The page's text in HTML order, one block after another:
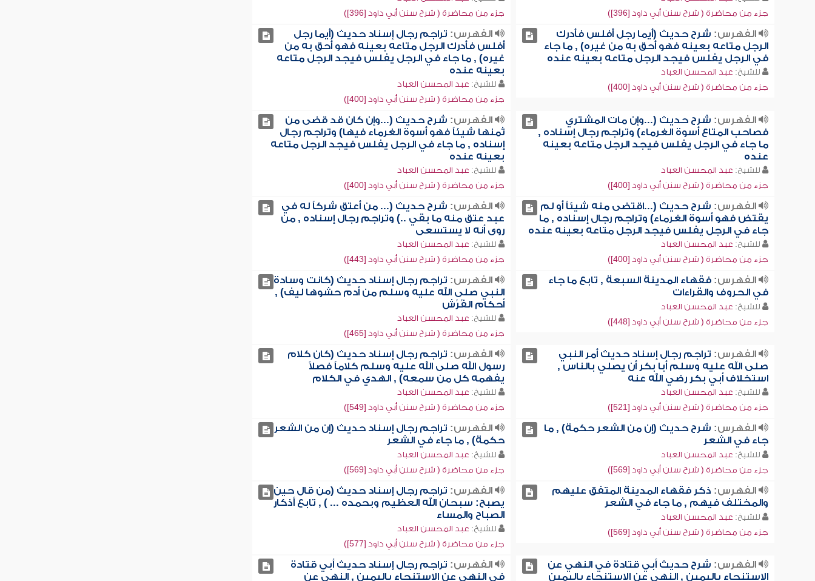
جزء من محاضرة ( شرح سنن أبي داود [396])
جزء من محاضرة ( شرح سنن أبي داود [396])
الفهرس: شرح حديث (أيما رجل أفلس فأدرك
الرجل متاعه بعينه فهو أحق به من غيره) , ما جاء
في الرجل يفلس فيجد الرجل متاعه بعينه عنده
للشيخ: عبد المحسن العباد
جزء من محاضرة ( شرح سنن أبي داود [400])
الفهرس: تراجم رجال إسناد حديث (أيما رجل
أفلس فأدرك الرجل متاعه بعينه فهو أحق به من
غيره) , ما جاء في الرجل يفلس فيجد الرجل متاعه
بعينه عنده
للشيخ: عبد المحسن العباد
جزء من محاضرة ( شرح سنن أبي داود [400])
الفهرس: شرح حديث (...وإن مات المشتري
فصاحب المتاع أسوة الغرماء) وتراجم رجال إسناده ,
ما جاء في الرجل يفلس فيجد الرجل متاعه بعينه
عنده
للشيخ: عبد المحسن العباد
جزء من محاضرة ( شرح سنن أبي داود [400])
الفهرس: شرح حديث (...وإن كان قد قضى من
ثمنها شيئاً فهو أسوة الغرماء فيها) وتراجم رجال
إسناده , ما جاء في الرجل يفلس فيجد الرجل متاعه
بعينه عنده
للشيخ: عبد المحسن العباد
جزء من محاضرة ( شرح سنن أبي داود [400])
الفهرس: شرح حديث (...اقتضى منه شيئاً أو لم
يقتض فهو أسوة الغرماء) وتراجم رجال إسناده , ما
جاء في الرجل يفلس فيجد الرجل متاعه بعينه عنده
للشيخ: عبد المحسن العباد
جزء من محاضرة ( شرح سنن أبي داود [400])
الفهرس: شرح حديث (... من أعتق شركاً له في
عبد عتق منه ما بقي ..) وتراجم رجال إسناده , من
روى أنه لا يستسعى
للشيخ: عبد المحسن العباد
جزء من محاضرة ( شرح سنن أبي داود [443])
الفهرس:فقهاء المدينة السبعة , تابع ما جاء
في الحروف والقراءات
للشيخ: عبد المحسن العباد
جزء من محاضرة ( شرح سنن أبي داود [448])
الفهرس: تراجم رجال إسناد حديث (كانت وسادة
النبي صلى الله عليه وسلم من أدم حشوها ليف) ,
أحكام الفُرُش
للشيخ: عبد المحسن العباد
جزء من محاضرة ( شرح سنن أبي داود [465])
الفهرس: تراجم رجال إسناد حديث أمر النبي
صلى الله عليه وسلم أبا بكر أن يصلي بالناس ,
استخلاف أبي بكر رضي الله عنه
للشيخ: عبد المحسن العباد
جزء من محاضرة ( شرح سنن أبي داود [521])
الفهرس: تراجم رجال إسناد حديث (كان كلام
رسول الله صلى الله عليه وسلم كلاماً فصلاً
يفهمه كل من سمعه) , الهدي في الكلام
للشيخ: عبد المحسن العباد
جزء من محاضرة ( شرح سنن أبي داود [549])
الفهرس: شرح حديث (إن من الشعر حكمة) , ما
جاء في الشعر
للشيخ: عبد المحسن العباد
جزء من محاضرة ( شرح سنن أبي داود [569])
الفهرس: تراجم رجال إسناد حديث (إن من الشعر
حكمة) , ما جاء في الشعر
للشيخ: عبد المحسن العباد
جزء من محاضرة ( شرح سنن أبي داود [569])
الفهرس: ذكر فقهاء المدينة المتفق عليهم
والمختلف فيهم , ما جاء في الشعر
للشيخ: عبد المحسن العباد
جزء من محاضرة ( شرح سنن أبي داود [569])
الفهرس: تراجم رجال إسناد حديث (من قال حين
يصبح: سبحان الله العظيم وبحمده ... ) , تابع أذكار
الصباح والمساء
للشيخ: عبد المحسن العباد
جزء من محاضرة ( شرح سنن أبي داود [577])
الفهرس: شرح حديث أبي قتادة في النهي عن
الاستنجاء باليمين , النهي عن الاستنجاء باليمين
الفهرس: تراجم رجال إسناد حديث أبي قتادة
في النهي عن الاستنجاء باليمين , النهي عن